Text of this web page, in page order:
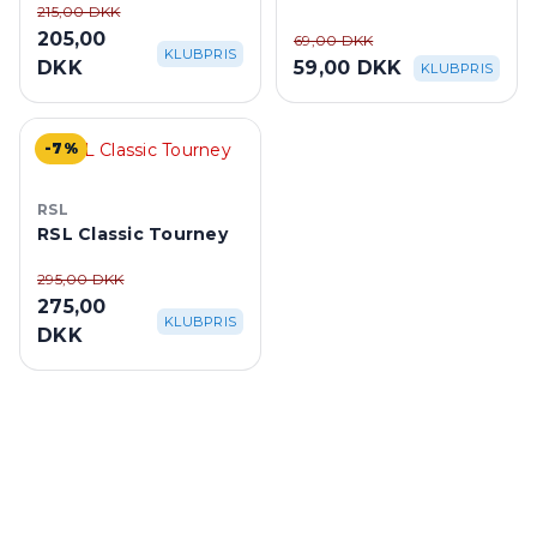
215,00 DKK
205,00
DKK
KLUBPRIS
69,00 DKK
59,00 DKK KLUBPRIS
-7%
RSL
RSL Classic Tourney
295,00 DKK
275,00
DKK
KLUBPRIS